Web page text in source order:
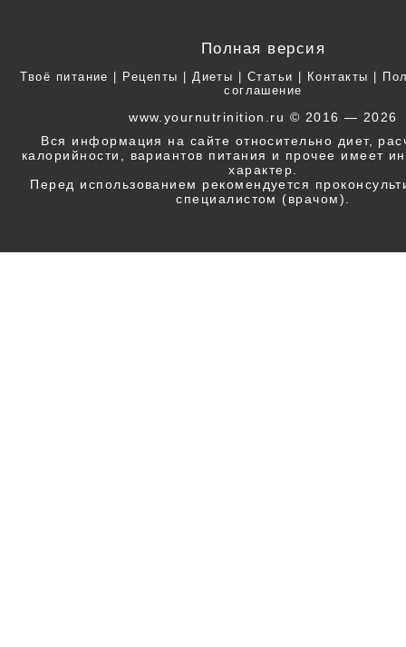
Полная версия
Твоё питание Рецепты |Диеты Статьи Контакты
соглашение
www.yournutrinition.ru © 2016 — 2026
Вся информация на сайте относительно диет,
калорийности, вариантов питания и прочее имеет
характер.
Перед использованием рекомендуется
специалистом (врачом).